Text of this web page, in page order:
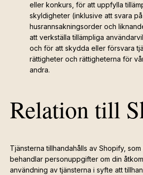
eller konkurs, för att uppfylla
skyldigheter (inklusive att svara på
husrannsakningsorder och
att verkställa tillämpliga
och för att skydda eller försvara
rättigheter och rättigheterna för
andra.
Relation till
Tjänsterna tillhandahålls av Shopify, som
behandlar personuppgifter om din
användning av tjänsterna i syfte att